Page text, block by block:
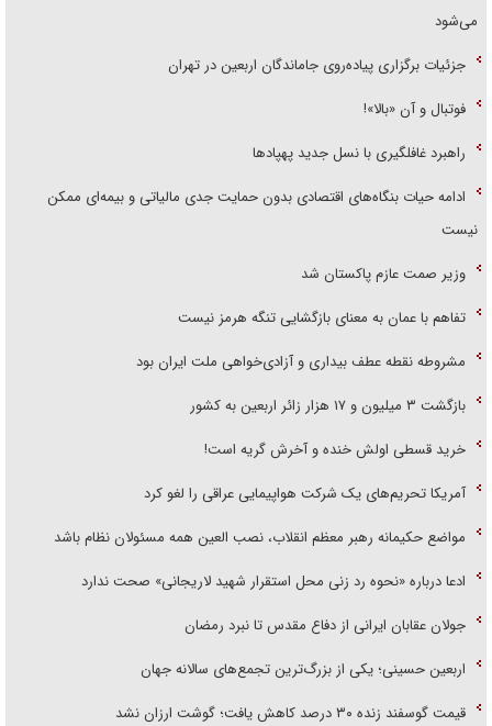
می‌شود
جزئیات برگزاری پیاده‌روی جاماندگان اربعین در تهران
فوتبال و آن «بالا»!
راهبرد غافلگیری با نسل جدید پهپاد‌ها
ادامه حیات بنگاه‌های اقتصادی بدون حمایت جدی مالیاتی و بیمه‌ای ممکن
نیست
وزیر صمت عازم پاکستان شد
تفاهم با عمان به معنای بازگشایی تنگه هرمز نیست
مشروطه نقطه عطف بیداری و آزادی‌خواهی ملت ایران بود
بازگشت ۳ میلیون و ۱۷ هزار زائر اربعین به کشور
خرید قسطی اولش خنده و آخرش گریه است!
آمریکا تحریم‌های یک شرکت هواپیمایی عراقی را لغو کرد
مواضع حکیمانه رهبر معظم انقلاب، نصب العین همه مسئولان نظام باشد
ادعا درباره «نحوه رد زنی محل استقرار شهید لاریجانی» صحت ندارد
جولان عقابان ایرانی از دفاع مقدس تا نبرد رمضان
اربعین حسینی؛ یکی از بزرگ‌ترین تجمع‌های سالانه جهان
قیمت گوسفند زنده ۳۰ درصد کاهش یافت؛ گوشت ارزان نشد